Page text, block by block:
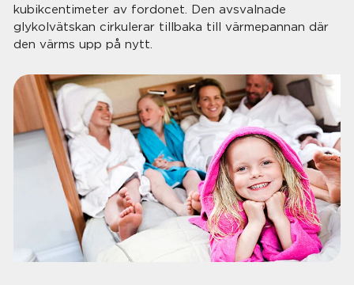
kubikcentimeter av fordonet. Den avsvalnade
glykolvätskan cirkulerar tillbaka till värmepannan där
den värms upp på nytt.